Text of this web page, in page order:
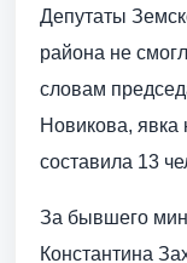
Депутаты
района не
словам
Новикова, явка
составила 13
За бывшего
Константина